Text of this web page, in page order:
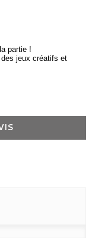
partie !
jeux créatifs et